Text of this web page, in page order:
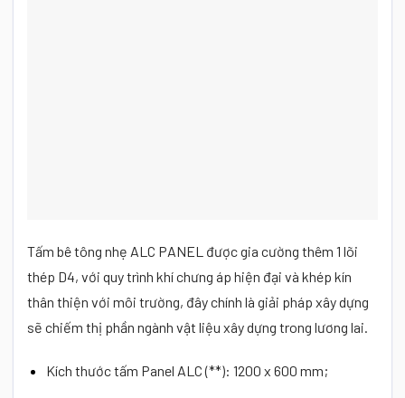
Tấm bê tông nhẹ ALC PANEL được gia cường thêm 1 lõi
thép D4, với quy trình khí chưng áp hiện đại và khép kín
thân thiện với môi trường, đây chính là giải pháp xây dựng
sẽ chiếm thị phần ngành vật liệu xây dựng trong lương lai.
Kích thước tấm Panel ALC (**): 1200 x 600 mm;